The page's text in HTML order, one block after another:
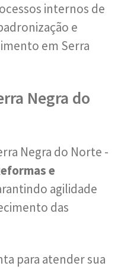
internos de
e
em Serra
Negra do
Negra do Norte -
e
agilidade
das
para atender sua